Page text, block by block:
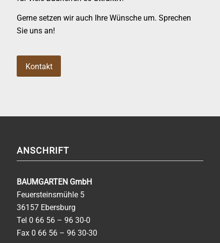
Gerne setzen wir auch Ihre Wünsche um. Sprechen
Sie uns an!
Kontakt
ANSCHRIFT
BAUMGARTEN GmbH
Feuersteinsmühle 5
36157 Ebersburg
Tel 0 66 56 – 96 30-0
Fax 0 66 56 – 96 30-30